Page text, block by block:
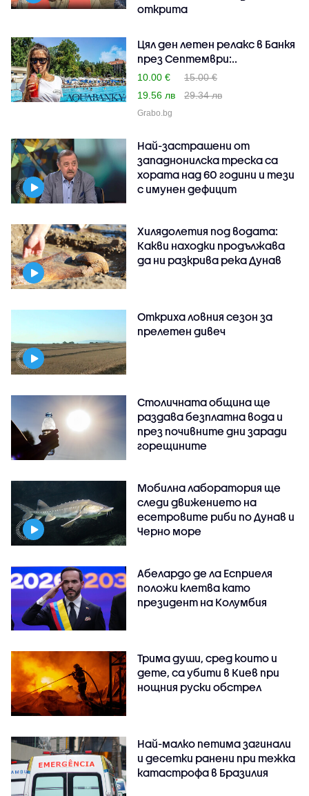
открита
Цял ден летен релакс в Банкя
през Септември:..
10.00 €
15.00 €
19.56 лв
29.34 лв
Grabo.bg
Най-застрашени от
западнонилска треска са
хората над 60 години и тези
с имунен дефицит
Хилядолетия под водата:
Какви находки продължава
да ни разкрива река Дунав
Откриха ловния сезон за
прелетен дивеч
Столичната община ще
раздава безплатна вода и
през почивните дни заради
горещините
Мобилна лаборатория ще
следи движението на
есетровите риби по Дунав и
Черно море
Абелардо де ла Есприеля
положи клетва като
президент на Колумбия
Трима души, сред които и
дете, са убити в Киев при
нощния руски обстрел
Най-малко петима загинали
и десетки ранени при тежка
катастрофа в Бразилия